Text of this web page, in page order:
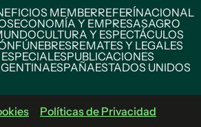
MEMBERREFERÍNACIONAL
ECONOMÍA Y EMPRESASAGRO
CULTURA Y ESPECTÁCULOS
FÚNEBRESREMATES Y LEGALES
PUBLICACIONES
ESPAÑAESTADOS UNIDOS
Políticas de Privacidad